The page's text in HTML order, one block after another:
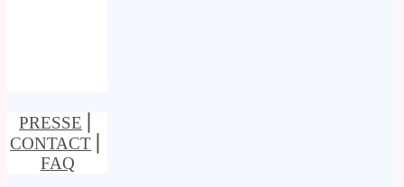
PRESSE
CONTACT
FAQ